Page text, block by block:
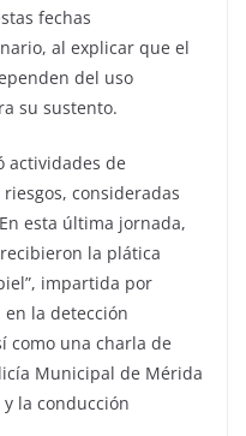
fechas
al explicar que el
del uso
su sustento.
actividades de
consideradas
esta última jornada,
la plática
impartida por
en la detección
como una charla de
Municipal de Mérida
la conducción